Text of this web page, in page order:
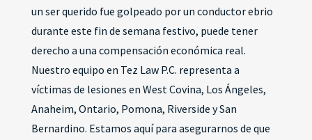
un ser querido fue golpeado por un conductor ebrio
durante este fin de semana festivo, puede tener
derecho a una compensación económica real.
Nuestro equipo en Tez Law P.C. representa a
víctimas de lesiones en West Covina, Los Ángeles,
Anaheim, Ontario, Pomona, Riverside y San
Bernardino. Estamos aquí para asegurarnos de que